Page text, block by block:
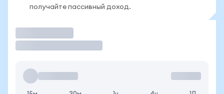
получайте пассивный доход.